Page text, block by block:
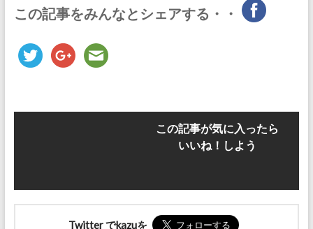
この記事をみんなとシェアする・・
この記事が気に入ったら
いいね！しよう
Twitter でkazuを